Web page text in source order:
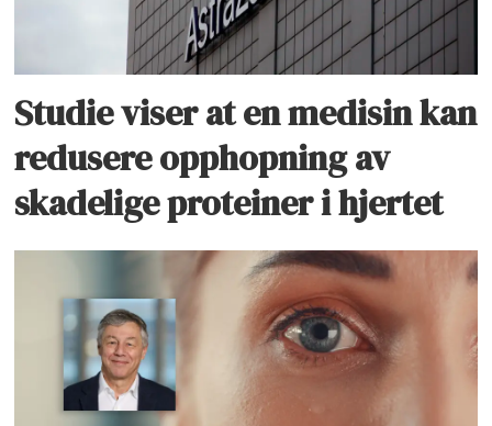
Studie viser at en medisin kan
redusere opphopning av
skadelige proteiner i hjertet